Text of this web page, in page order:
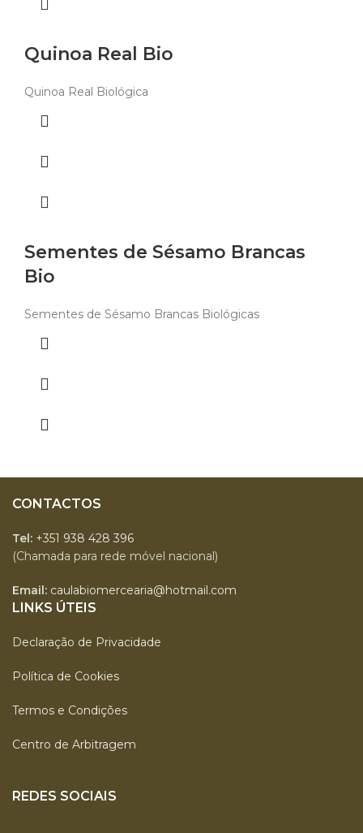
Quinoa Real Bio
Quinoa Real Biológica
Sementes de Sésamo Brancas
Bio
Sementes de Sésamo Brancas Biológicas
CONTACTOS
Tel: +351 938 428 396
(Chamada para rede móvel nacional)
Email: caulabiomercearia@hotmail.com
LINKS ÚTEIS
Declaração de Privacidade
Política de Cookies
Termos e Condições
Centro de Arbitragem
REDES SOCIAIS